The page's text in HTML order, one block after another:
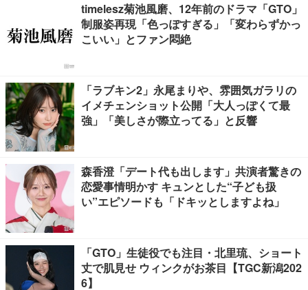
timelesz菊池風磨、12年前のドラマ「GTO」
制服姿再現「色っぽすぎる」「変わらずかっ
こいい」とファン悶絶
「ラブキン2」永尾まりや、雰囲気ガラリの
イメチェンショット公開「大人っぽくて最
強」「美しさが際立ってる」と反響
森香澄「デート代も出します」共演者驚きの
恋愛事情明かす キュンとした“子ども扱
い”エピソードも「ドキッとしますよね」
「GTO」生徒役でも注目・北里琉、ショート
丈で肌見せ ウィンクがお茶目【TGC新潟202
6】